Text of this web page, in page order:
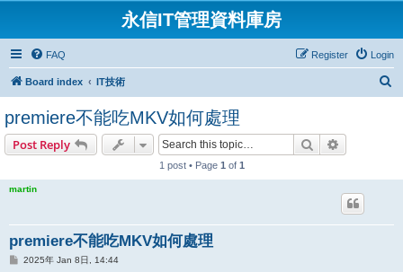
永信IT管理資料庫房
FAQ Login
Register
Board index IT技術
premiere不能吃MKV如何處理
Post Reply Search
1 post • Page 1 of 1
martin
premiere不能吃MKV如何處理
P2025年 Jan 8日, 14:44